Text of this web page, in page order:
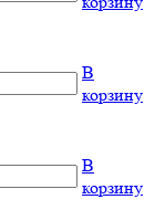
В
корзину
В
корзину